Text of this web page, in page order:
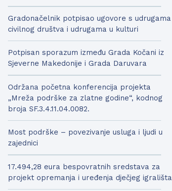
Gradonačelnik potpisao ugovore s udrugama
civilnog društva i udrugama u kulturi
Potpisan sporazum između Grada Kočani iz
Sjeverne Makedonije i Grada Daruvara
Održana početna konferencija projekta
„Mreža podrške za zlatne godine“, kodnog
broja SF.3.4.11.04.0082.
Most podrške – povezivanje usluga i ljudi u
zajednici
17.494,28 eura bespovratnih sredstava za
projekt opremanja i uređenja dječjeg igrališta